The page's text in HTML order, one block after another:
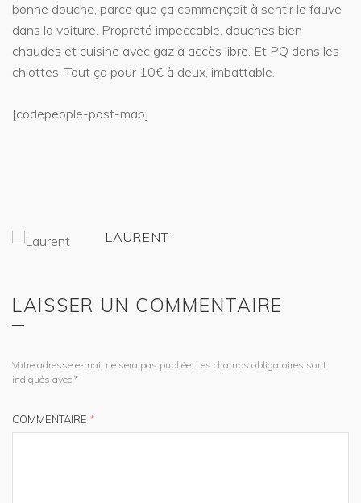
bonne douche, parce que ça commençait à sentir le fauve
dans la voiture. Propreté impeccable, douches bien
chaudes et cuisine avec gaz à accès libre. Et PQ dans les
chiottes. Tout ça pour 10€ à deux, imbattable.
[codepeople-post-map]
LAURENT
LAISSER UN COMMENTAIRE
Votre adresse e-mail ne sera pas publiée. Les champs obligatoires sont
indiqués avec *
COMMENTAIRE *